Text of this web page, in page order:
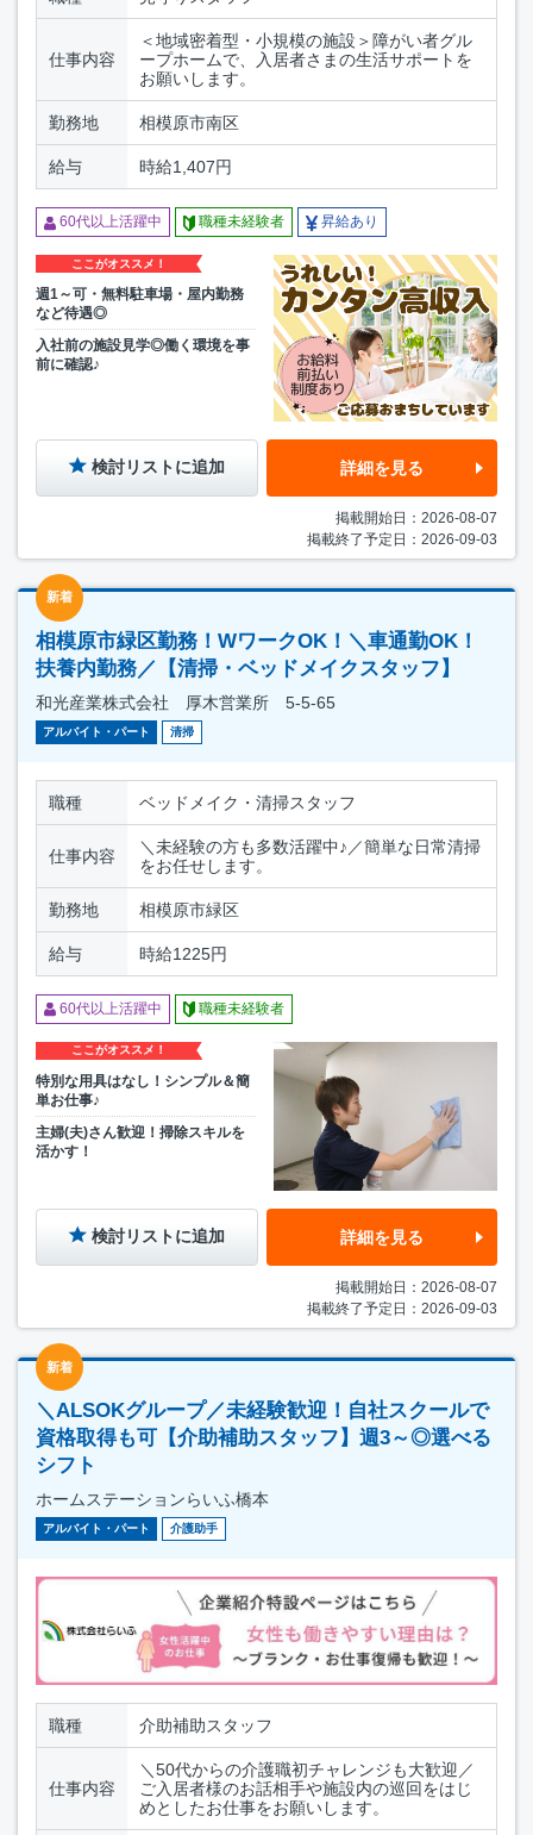
仕事内容
＜地域密着型・小規模の施設＞障がい者グル
ープホームで、入居者さまの生活サポートを
お願いします。
勤務地 相模原市南区
給与 時給1,407円
60代以上活躍中 職種未経験者 昇給あり
ここがオススメ！
週1～可・無料駐車場・屋内勤務
など待遇◎
入社前の施設見学◎働く環境を事
前に確認♪
検討リストに追加 詳細を見る
掲載開始日：2026-08-07
掲載終了予定日：2026-09-03
新着
相模原市緑区勤務！WワークOK！＼車通勤OK！
扶養内勤務／【清掃・ベッドメイクスタッフ】
和光産業株式会社 厚木営業所 5-5-65
アルバイト・パート 清掃
職種 ベッドメイク・清掃スタッフ
仕事内容
＼未経験の方も多数活躍中♪／簡単な日常清掃
をお任せします。
勤務地 相模原市緑区
給与 時給1225円
60代以上活躍中 職種未経験者
ここがオススメ！
特別な用具はなし！シンプル＆簡
単お仕事♪
主婦(夫)さん歓迎！掃除スキルを
活かす！
検討リストに追加 詳細を見る
掲載開始日：2026-08-07
掲載終了予定日：2026-09-03
新着
＼ALSOKグループ／未経験歓迎！自社スクールで
資格取得も可【介助補助スタッフ】週3～◎選べる
シフト
ホームステーションらいふ橋本
アルバイト・パート 介護助手
職種 介助補助スタッフ
仕事内容
＼50代からの介護職初チャレンジも大歓迎／
ご入居者様のお話相手や施設内の巡回をはじ
めとしたお仕事をお願いします。